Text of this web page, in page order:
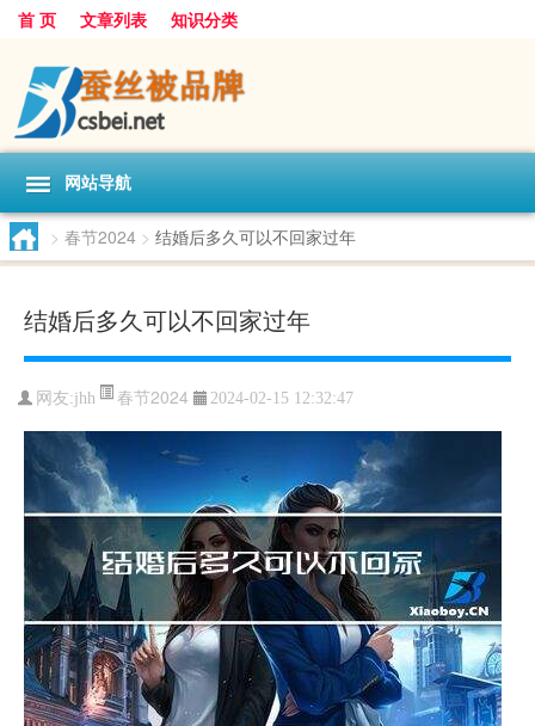
首 页 文章列表 知识分类
网站导航
> 春节2024 > 结婚后多久可以不回家过年
结婚后多久可以不回家过年
网友:jhh 春节2024 2024-02-15 12:32:47